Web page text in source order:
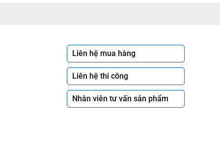
Liên hệ mua hàng
Liên hệ thi công
Nhân viên tư vấn sản phẩm